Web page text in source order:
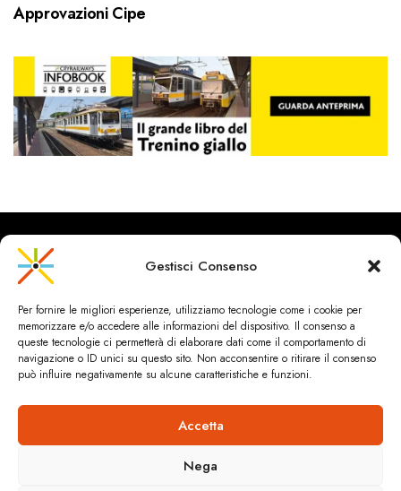
Gestisci Consenso
Per fornire le migliori esperienze, utilizziamo tecnologie come i cookie per
memorizzare e/o accedere alle informazioni del dispositivo. Il consenso a
queste tecnologie ci permetterà di elaborare dati come il comportamento di
navigazione o ID unici su questo sito. Non acconsentire o ritirare il consenso
può influire negativamente su alcune caratteristiche e funzioni.
Accetta
Nega
Approvazioni Cipe
CityRailways è un sito indipendente che discute argomenti di
urbanistica e trasporto collettivo argomentando con metodo
scientifico sulla base di dati ed esperienze.
HOME CHI SIAMO & CONTATTI PRIVACY & COOKIES
ANDREA SPINOSA INGEGNERIA Cookie Policy (UE)
Dichiarazione sulla Privacy (UE)
© 2024 ANDREA SPINOSA.TUTTI I CONTENUTI SONO SOTTO
LICENZA CREATIVE COMMONS (CC)